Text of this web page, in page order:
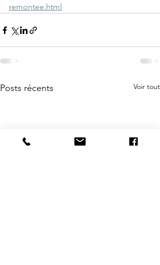
remontee.html
Posts récents Voir tout